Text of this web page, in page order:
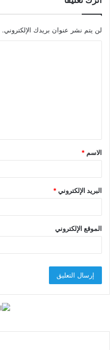
لن يتم نشر عنوان بريدك الإلكتروني.
ق
*
الاسم *
البريد الإلكتروني*
الموقع الإلكتروني